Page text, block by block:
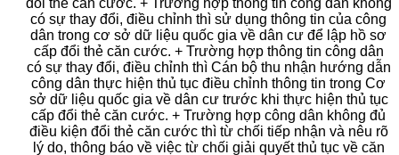
đổi thẻ căn cước. + Trường hợp thông tin công dân không
có sự thay đổi, điều chỉnh thì sử dụng thông tin của công
dân trong cơ sở dữ liệu quốc gia về dân cư để lập hồ sơ
cấp đổi thẻ căn cước. + Trường hợp thông tin công dân
có sự thay đổi, điều chỉnh thì Cán bộ thu nhận hướng dẫn
công dân thực hiện thủ tục điều chỉnh thông tin trong Cơ
sở dữ liệu quốc gia về dân cư trước khi thực hiện thủ tục
cấp đổi thẻ căn cước. + Trường hợp công dân không đủ
điều kiện đổi thẻ căn cước thì từ chối tiếp nhận và nêu rõ
lý do, thông báo về việc từ chối giải quyết thủ tục về căn